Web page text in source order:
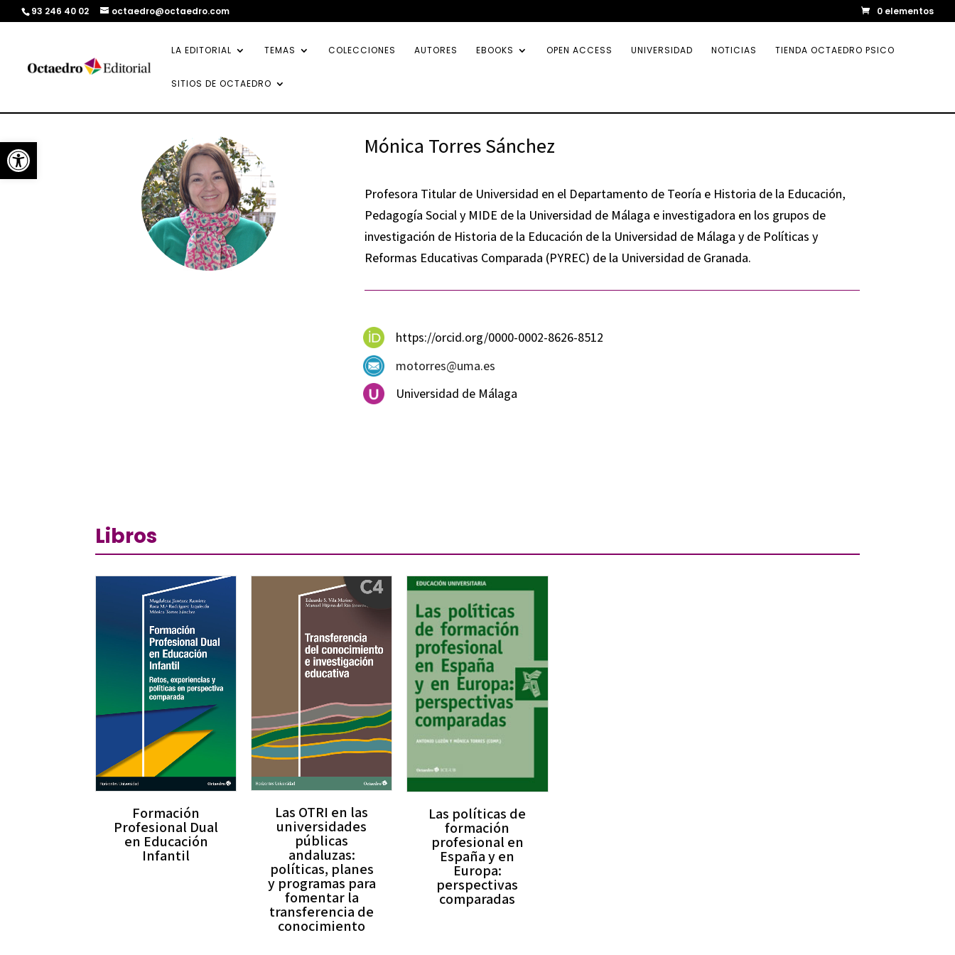
Abrir barra de herramientas
93 246 40 02 octaedro@octaedro.com 0 elementos
LA EDITORIAL TEMAS COLECCIONES AUTORES EBOOKS OPEN ACCESS UNIVERSIDAD NOTICIAS TIENDA OCTAEDRO PSICO
SITIOS DE OCTAEDRO
Mónica Torres Sánchez
Profesora Titular de Universidad en el Departamento de Teoría e Historia de la Educación,
Pedagogía Social y MIDE de la Universidad de Málaga e investigadora en los grupos de
investigación de Historia de la Educación de la Universidad de Málaga y de Políticas y
Reformas Educativas Comparada (PYREC) de la Universidad de Granada.
https://orcid.org/0000-0002-8626-8512
motorres@uma.es
Universidad de Málaga
Libros
Formación
Profesional Dual
en Educación
Infantil
Las OTRI en las
universidades
públicas
andaluzas:
políticas, planes
y programas para
fomentar la
transferencia de
conocimiento
Las políticas de
formación
profesional en
España y en
Europa:
perspectivas
comparadas